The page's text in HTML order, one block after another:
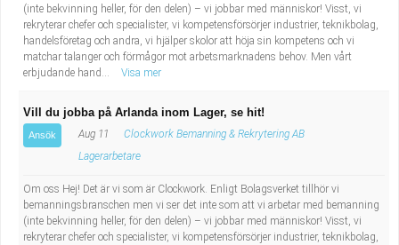
(inte bekvinning heller, för den delen) – vi jobbar med människor! Visst, vi
rekryterar chefer och specialister, vi kompetensförsörjer industrier, teknikbolag,
handelsföretag och andra, vi hjälper skolor att höja sin kompetens och vi
matchar talanger och förmågor mot arbetsmarknadens behov. Men vårt
erbjudande hand...
Visa mer
Vill du jobba på Arlanda inom Lager, se hit!
Ansök Aug 11
Clockwork Bemanning & Rekrytering AB
Lagerarbetare
Om oss Hej! Det är vi som är Clockwork. Enligt Bolagsverket tillhör vi
bemanningsbranschen men vi ser det inte som att vi arbetar med bemanning
(inte bekvinning heller, för den delen) – vi jobbar med människor! Visst, vi
rekryterar chefer och specialister, vi kompetensförsörjer industrier, teknikbolag,